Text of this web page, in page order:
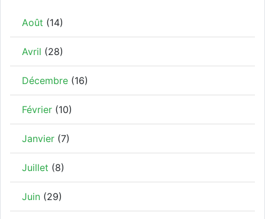
Août (14)
Avril (28)
Décembre (16)
Février (10)
Janvier (7)
Juillet (8)
Juin (29)